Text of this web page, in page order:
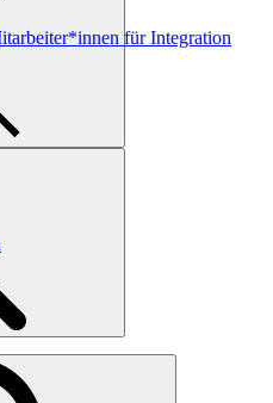
für Integration